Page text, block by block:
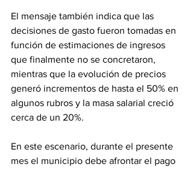
El mensaje también indica que las
decisiones de gasto fueron tomadas en
función de estimaciones de ingresos
que finalmente no se concretaron,
mientras que la evolución de precios
generó incrementos de hasta el 50% en
algunos rubros y la masa salarial creció
cerca de un 20%.
En este escenario, durante el presente
mes el municipio debe afrontar el pago